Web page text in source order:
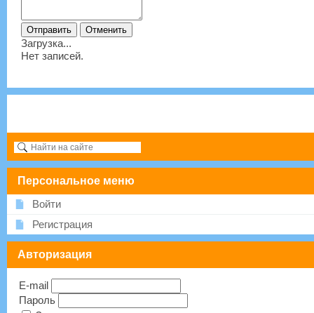
Загрузка...
Нет записей.
Персональное меню
Войти
Регистрация
Авторизация
E-mail
Пароль